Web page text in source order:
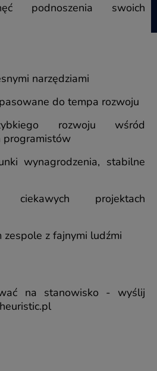
podnoszenia swoich
narzędziami
do tempa rozwoju
rozwoju wśród
programistów
wynagrodzenia, stabilne
projektach
zespole z fajnymi ludźmi
na stanowisko - wyślij